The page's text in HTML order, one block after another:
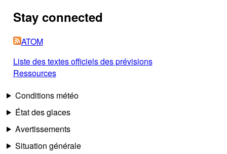
Stay connected
ATOM
Liste des textes officiels des prévisions
Ressources
Conditions météo
État des glaces
Avertissements
Situation générale